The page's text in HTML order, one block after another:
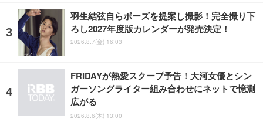
羽生結弦自らポーズを提案し撮影！完全撮り下
ろし2027年度版カレンダーが発売決定！
2026.8.7(金) 16:03
FRIDAYが熱愛スクープ予告！大河女優とシン
ガーソングライター組み合わせにネットで憶測
広がる
2026.8.6(木) 13:00